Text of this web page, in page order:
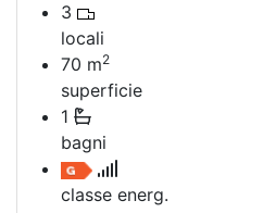
3
locali
70 m2
superficie
1
bagni
classe energ.